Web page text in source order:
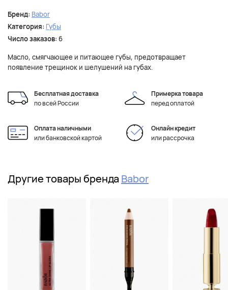
Бренд: Babor
Категория: Губы
Число заказов: 6
Масло, смягчающее и питающее губы, предотвращает
появление трещинок и шелушений на губах.
Бесплатная доставка
по всей России
Примерка товара
перед оплатой
Оплата наличными
или банковской картой
Онлайн кредит
или рассрочка
Другие товары бренда Babor